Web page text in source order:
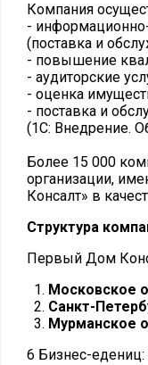
Компания
-
(поставка и
- повышение
- аудиторские
- оценка
- поставка и
(1С: Внедрение.
Более 15 000
организации,
Консалт» в
Структура
Первый Дом
Московское
Санкт-
Мурманское
6 Бизнес-едениц: